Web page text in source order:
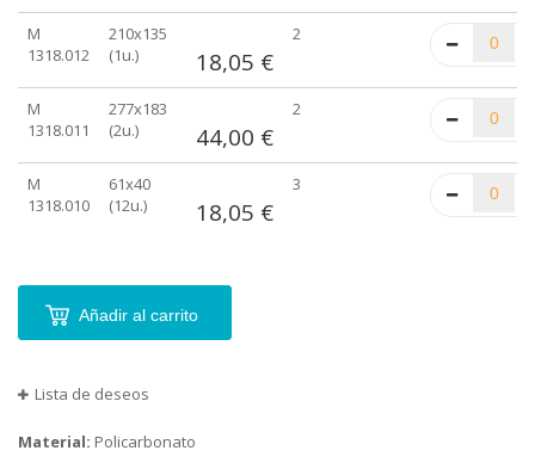
M
1318.012
210x135
(1u.)
18,05 €
2
M
1318.011
277x183
(2u.)
44,00 €
2
M
1318.010
61x40
(12u.)
18,05 €
3
Añadir al carrito
Lista de deseos
Material: Policarbonato